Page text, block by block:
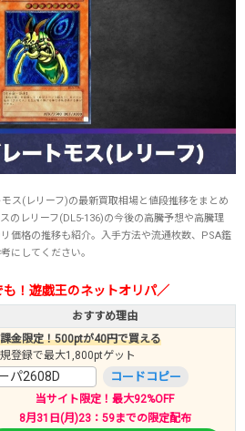
ス(レリーフ)の最新買取相場と値段推移をまとめ
のレリーフ(DL5-136)の今後の高騰予想や高騰理
価格の推移も紹介。入手方法や流通枚数、PSA鑑
にしてください。
！遊戯王のネットオリパ／
おすすめ理由
金限定！500ptが40円で買える
規登録で最大1,800ptゲット
パ2608D コードコピー
当サイト限定！最大92%OFF
8月31日(月)23：59までの限定配布